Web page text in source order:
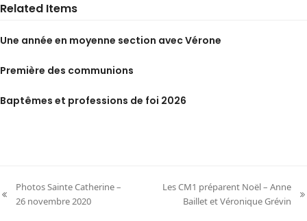
Related Items
Une année en moyenne section avec Vérone
Première des communions
Baptêmes et professions de foi 2026
previous
Photos Sainte Catherine –
26 novembre 2020
Les CM1 préparent Noël – Anne
Baillet et Véronique Grévin